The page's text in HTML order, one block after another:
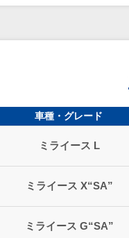
車種・グレード
ミライース L
ミライース X“SA”
ミライース G“SA”